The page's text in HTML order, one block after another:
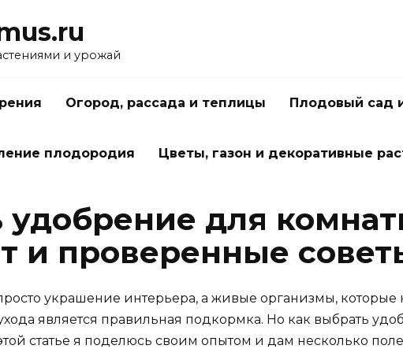
и урожай
Огород, рассада и теплицы Плодовый сад
плодородия Цветы, газон и декоративные
удобрение для
и проверенные
украшение интерьера, а живые организмы,
является правильная подкормка. Но как выбрать
статье я поделюсь своим опытом и дам несколько